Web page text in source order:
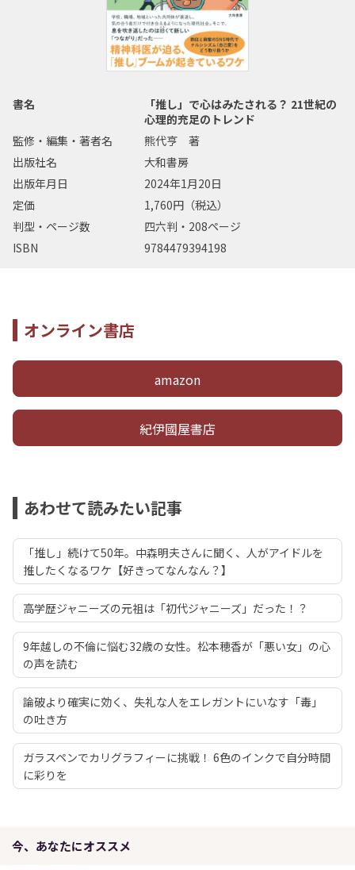
書名
「推し」で心はみたされる？ 21世紀の
心理的充足のトレンド
監修・編集・著者名
熊代亨 著
出版社名
大和書房
出版年月日
2024年1月20日
定価
1,760円（税込）
判型・ページ数
四六判・208ページ
ISBN
9784479394198
オンライン書店
amazon
紀伊國屋書店
あわせて読みたい記事
「推し」続けて50年。中森明夫さんに聞く、人がアイドルを
推したくなるワケ【好きってなんなん？】
高学歴ジャニーズの元祖は「初代ジャニーズ」だった！？
9年越しの不倫に悩む32歳の女性。松本穂香が「悪い女」の心
の声を読む
論破より確実に効く、失礼な人をエレガントにいなす「毒」
の吐き方
ガラスペンでカリグラフィーに挑戦！ 6色のインクで自分時間
に彩りを
今、あなたにオススメ